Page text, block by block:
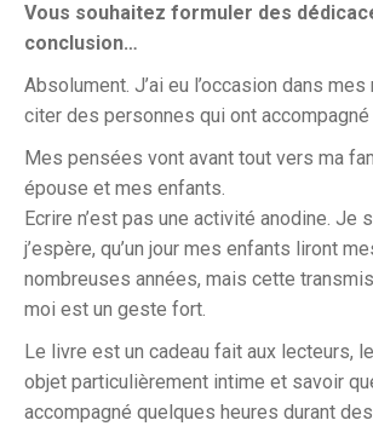
Vous souhaitez formuler des
conclusion…
Absolument. J’ai eu l’occasion dans
citer des personnes qui ont accompagné
Mes pensées vont avant tout vers ma
épouse et mes enfants.
Ecrire n’est pas une activité anodine. Je
j’espère, qu’un jour mes enfants liront
nombreuses années, mais cette
moi est un geste fort.
Le livre est un cadeau fait aux lecteurs,
objet particulièrement intime et savoir
accompagné quelques heures durant